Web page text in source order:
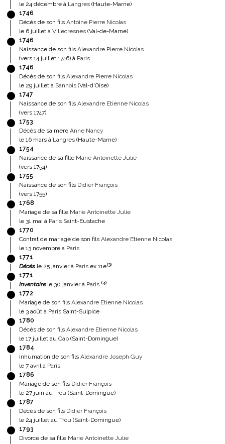
le 24 décembre à Langres (Haute-Marne)
1746
Décès de son fils Antoine Pierre Nicolas
le 6 juillet à Villecresnes (Val-de-Marne)
1746
Naissance de son fils Alexandre Pierre Nicolas
(vers 14 juillet 1746) à Paris
1746
Décès de son fils Alexandre Pierre Nicolas
le 29 juillet à Sannois (Val-d'Oise)
1747
Naissance de son fils Alexandre Etienne Nicolas
(vers 1747)
1753
Décès de sa mère Anne Nancy
le 16 mars à Langres (Haute-Marne)
1754
Naissance de sa fille Marie Antoinette Julie
(vers 1754)
1755
Naissance de son fils Didier François
(vers 1755)
1768
Mariage de sa fille Marie Antoinette Julie
le 31 mai à Paris Saint-Eustache
1770
Contrat de mariage de son fils Alexandre Etienne Nicolas
le 13 novembre à Paris
1771
Décès le 25 janvier à Paris ex 11e(3)
1771
Inventairele 30 janvier à Paris (4)
1772
Mariage de son fils Alexandre Etienne Nicolas
le 3 août à Paris Saint-Sulpice
1780
Décès de son fils Alexandre Etienne Nicolas
le 17 juillet au Cap (Saint-Domingue)
1784
Inhumation de son fils Alexandre Joseph Guy
le 7 avril à Paris
1786
Mariage de son fils Didier François
le 27 juin au Trou (Saint-Domingue)
1787
Décès de son fils Didier François
le 24 juillet au Trou (Saint-Domingue)
1793
Divorce de sa fille Marie Antoinette Julie